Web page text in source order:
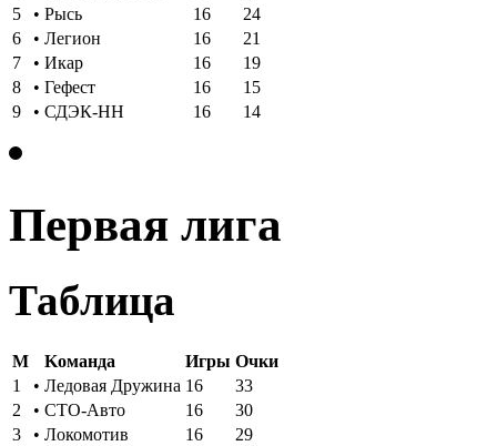
5
• Рысь 16
24
6
• Легион 16
21
7
• Икар 16
19
8
• Гефест 16
15
9
• СДЭК-НН 16 14
Первая лига
Таблица
M Kоманда Игры Oчки
1
• Ледовая Дружина 16
33
2
• СТО-Авто 16
30
3
• Локомотив 16
29